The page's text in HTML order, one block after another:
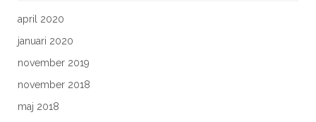
april 2020
januari 2020
november 2019
november 2018
maj 2018